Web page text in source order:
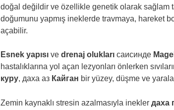
doğal değildir ve özellikle genetik olarak sağlam
doğumunu yapmış ineklerde travmaya, hareket
açabilir.
Esnek yapısı ve drenaj olukları саисинде
hastalıklarına yol açan lezyonları önlerken
куру, даха аз Кайган bir yüzey, düşme ve
Zemin kaynaklı stresin azalmasıyla inekler даха